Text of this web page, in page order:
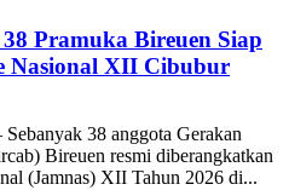
Pramuka Bireuen Siap
Nasional XII Cibubur
38 anggota Gerakan
Bireuen resmi diberangkatkan
(Jamnas) XII Tahun 2026 di...